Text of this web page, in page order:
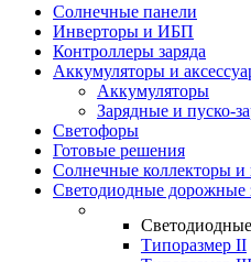
Солнечные панели
Инверторы и ИБП
Контроллеры заряда
Аккумуляторы и
Аккумуляторы
Зарядные и пуско-
Светофоры
Готовые решения
Солнечные коллекторы
Светодиодные дорожные
Типоразмер II